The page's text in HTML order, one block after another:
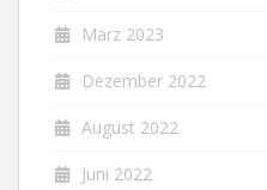
März 2023
Dezember 2022
August 2022
Juni 2022